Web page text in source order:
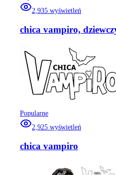
2,935 wyświetleń
chica vampiro,
Popularne
2,925 wyświetleń
chica vampiro